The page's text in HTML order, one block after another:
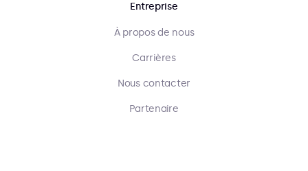
Entreprise
À propos de nous
Carrières
Nous contacter
Partenaire